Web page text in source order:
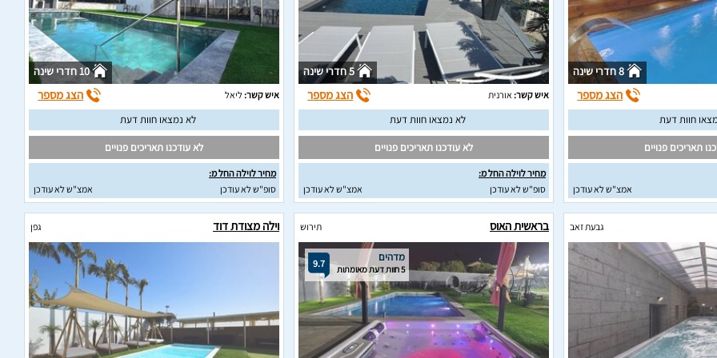
8 חדרי שינה
הצג מספר
חוות דעת
תאריכים פנויים
אמצ"ש לא עודכן
5 חדרי שינה
איש קשר: אורנית הצג מספר
לא נמצאו חוות דעת
לא עודכנו תאריכים פנויים
מחיר לוילה החל מ:
סופ"ש לא עודכן
אמצ"ש לא עודכן
10 חדרי שינה
איש קשר:ליאל הצג מספר
לא נמצאו חוות דעת
לא עודכנו תאריכים פנויים
מחיר לוילה החל מ:
סופ"ש לא עודכן
אמצ"ש לא עודכן
גבעת זאב בראשית האוס תירוש
9.7 מדהים
5 חוות דעת מאומתות
וילה מצודת דוד גפן